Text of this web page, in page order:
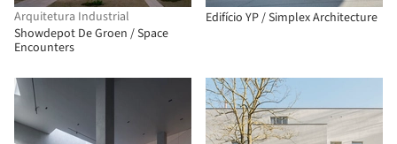
Arquitetura Industrial
Showdepot De Groen / Space
Encounters
Edifício YP / Simplex Architecture